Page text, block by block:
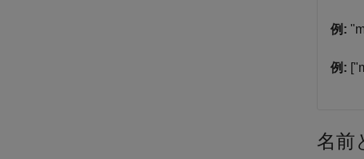
例:
例:
名前